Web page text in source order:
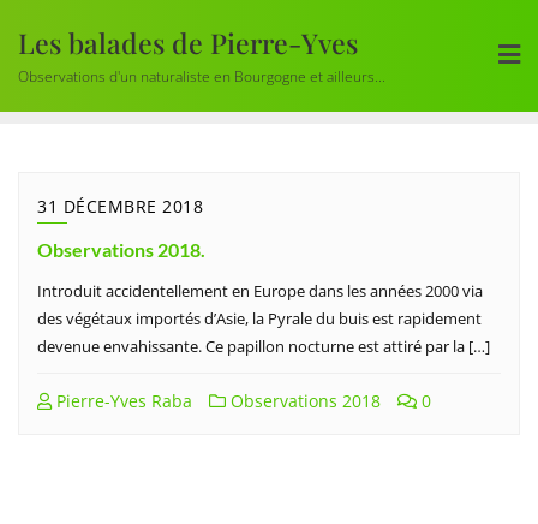
content
Les balades de Pierre-Yves
Observations d'un naturaliste en Bourgogne et ailleurs...
31 DÉCEMBRE 2018
Observations 2018.
Introduit accidentellement en Europe dans les années 2000 via
des végétaux importés d’Asie, la Pyrale du buis est rapidement
devenue envahissante. Ce papillon nocturne est attiré par la […]
Pierre-Yves Raba Observations 2018 0